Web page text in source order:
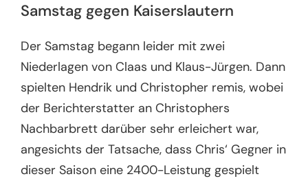
Samstag gegen Kaiserslautern
Der Samstag begann leider mit zwei
Niederlagen von Claas und Klaus-Jürgen. Dann
spielten Hendrik und Christopher remis, wobei
der Berichterstatter an Christophers
Nachbarbrett darüber sehr erleichert war,
angesichts der Tatsache, dass Chris‘ Gegner in
dieser Saison eine 2400-Leistung gespielt